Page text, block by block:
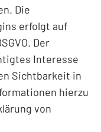
Die
erfolgt auf
Der
Interesse
Sichtbarkeit in
hierzu
von